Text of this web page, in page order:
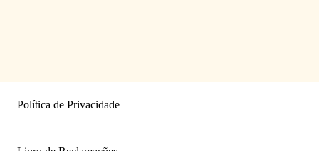
Política de Privacidade